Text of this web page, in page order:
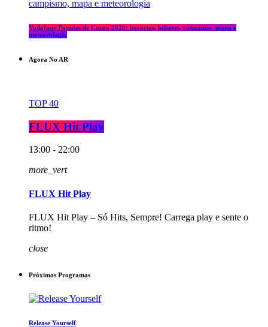
Vodafone Paredes de Coura 2026: horários, bilhetes, campismo, mapa e
meteorologia
Agora No AR
TOP 40
FLUX Hit Play
13:00 - 22:00
more_vert
FLUX Hit Play
FLUX Hit Play – Só Hits, Sempre! Carrega play e sente o
ritmo!
close
Próximos Programas
Release Yourself